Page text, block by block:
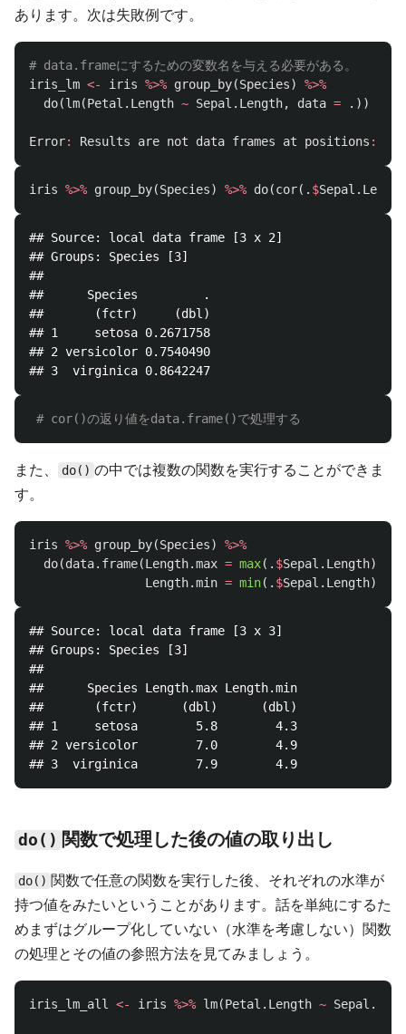
あります。次は失敗例です。
# data.frameにするための変数名を与える必要がある。
iris_lm <- iris %>% group_by(Species)
%>%
do(lm(Petal.Length ~ Sepal.Length, data = . ))
Error: Results are not data frames at positions :
iris %>% group_by(Species) %>% do(cor( . $Sepal.Length
## Source: local data frame [3 x 2]
## Groups: Species [3]
##
##      Species         .
##       (fctr)     (dbl)
## 1     setosa 0.2671758
## 2 versicolor 0.7540490
# cor()の返り値をdata.frame()で処理する
また、 do() の中では複数の関数を実行することができま
す。
iris %>% group_by(Species)
%>%
do(data.frame(Length.max = max( . $Sepal.Length),
Length.min = min( . $Sepal.Length)))
## Source: local data frame [3 x 3]
## Groups: Species [3]
##
##      Species Length.max Length.min
##       (fctr)      (dbl)      (dbl)
## 1     setosa        5.8        4.3
## 2 versicolor        7.0        4.9
do() 関数で処理した後の値の取り出し
do() 関数で任意の関数を実行した後、それぞれの水準が
持つ値をみたいということがあります。話を単純にするた
めまずはグループ化していない（水準を考慮しない）関数
の処理とその値の参照方法を見てみましょう。
iris_lm_all <- iris %>% lm(Petal.Length ~